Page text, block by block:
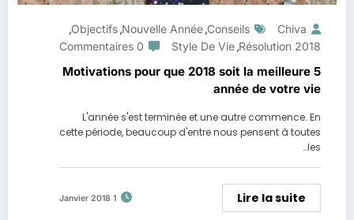
Chiva
Conseils
,
Nouvelle Année
,
Objectifs
,
Résolution 2018
,
Style De Vie
0 Commentaires
5 Motivations pour que 2018 soit la meilleure
année de votre vie
L'année s'est terminée et une autre commence. En
cette période, beaucoup d'entre nous pensent à toutes
les…
Lire la suite
1 Janvier 2018